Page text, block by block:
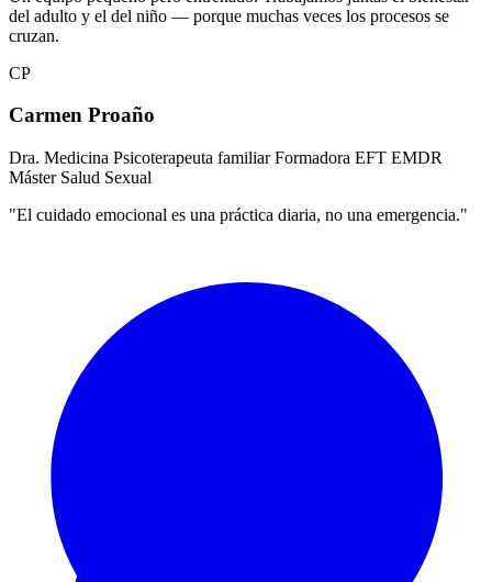
del adulto y el del niño — porque muchas veces los procesos se
cruzan.
CP
Carmen Proaño
Dra. Medicina Psicoterapeuta familiar Formadora EFT EMDR
Máster Salud Sexual
"El cuidado emocional es una práctica diaria, no una emergencia."